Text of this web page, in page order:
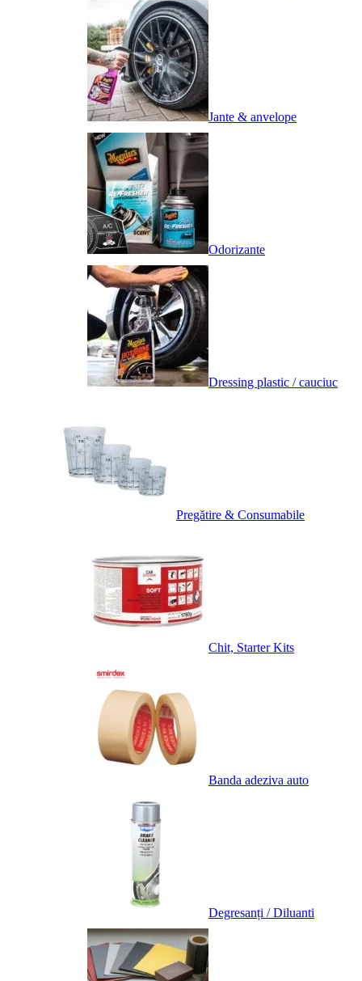
Jante & anvelope
Odorizante
Dressing plastic / cauciuc
Pregătire & Consumabile
Chit, Starter Kits
Banda adeziva auto
Degresanți / Diluanti